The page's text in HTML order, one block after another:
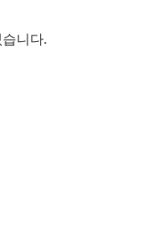
니다.